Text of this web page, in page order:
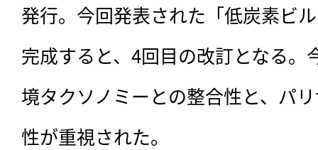
発行。今回発表された「低炭素ビ
完成すると、4回目の改訂となる。
境タクソノミーとの整合性と、パ
性が重視された。